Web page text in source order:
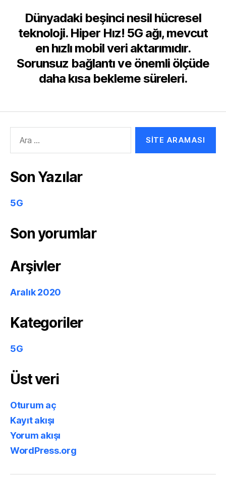
Dünyadaki beşinci nesil hücresel
teknoloji. Hiper Hız! 5G ağı, mevcut
en hızlı mobil veri aktarımıdır.
Sorunsuz bağlantı ve önemli ölçüde
daha kısa bekleme süreleri.
yap:
Son Yazılar
5G
Son yorumlar
Arşivler
Aralık 2020
Kategoriler
5G
Üst veri
Oturum aç
Kayıt akışı
Yorum akışı
WordPress.org